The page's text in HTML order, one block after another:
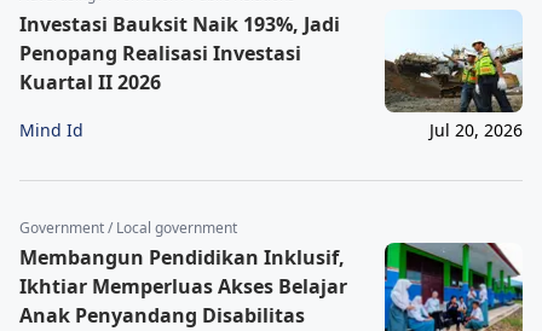
Investasi Bauksit Naik 193%, Jadi
Penopang Realisasi Investasi
Kuartal II 2026
Mind Id Jul 20, 2026
Government / Local government
Membangun Pendidikan Inklusif,
Ikhtiar Memperluas Akses Belajar
Anak Penyandang Disabilitas